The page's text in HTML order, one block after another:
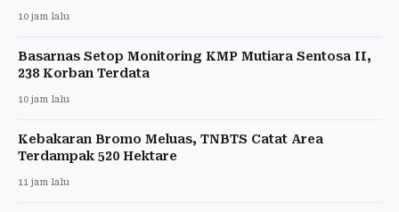
10 jam lalu
Basarnas Setop Monitoring KMP Mutiara Sentosa II,
238 Korban Terdata
10 jam lalu
Kebakaran Bromo Meluas, TNBTS Catat Area
Terdampak 520 Hektare
11 jam lalu